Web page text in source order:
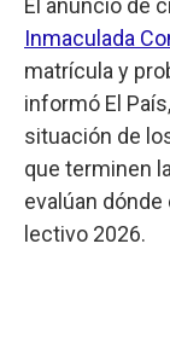
El anuncio de
Inmaculada
matrícula y
informó El
situación de
que terminen
evalúan
lectivo 2026.